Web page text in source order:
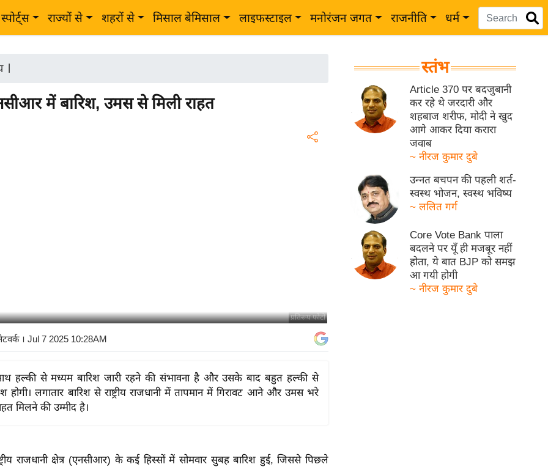
स्पोर्ट्स राज्यों से शहरों से मिसाल बेमिसाल लाइफस्टाइल मनोरंजन जगत राजनीति धर्म
|
में बारिश, उमस से मिली राहत
प्रतिरूप फोटो
। Jul 7 2025 10:28AM
हल्की से मध्यम बारिश जारी रहने की संभावना है और उसके बाद बहुत हल्की से
होगी। लगातार बारिश से राष्ट्रीय राजधानी में तापमान में गिरावट आने और उमस भरे
मिलने की उम्मीद है।
राजधानी क्षेत्र (एनसीआर) के कई हिस्सों में सोमवार सुबह बारिश हुई, जिससे पिछले
स्तंभ
Article 370 पर बदजुबानी
कर रहे थे जरदारी और
शहबाज शरीफ, मोदी ने खुद
आगे आकर दिया करारा
जवाब
~ नीरज कुमार दुबे
उन्नत बचपन की पहली शर्त-
स्वस्थ भोजन, स्वस्थ भविष्य
~ ललित गर्ग
Core Vote Bank पाला
बदलने पर यूँ ही मजबूर नहीं
होता, ये बात BJP को समझ
आ गयी होगी
~ नीरज कुमार दुबे